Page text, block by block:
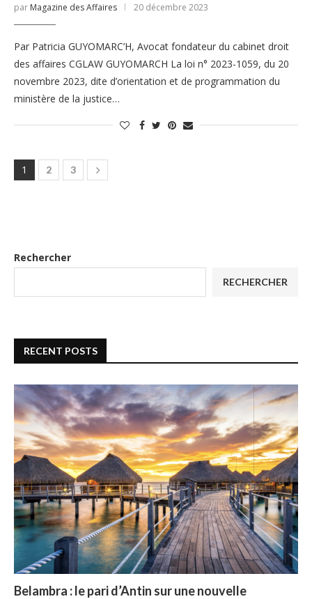
par Magazine des Affaires 20 décembre 2023
Par Patricia GUYOMARC’H, Avocat fondateur du cabinet droit
des affaires CGLAW GUYOMARCH La loi n° 2023-1059, du 20
novembre 2023, dite d’orientation et de programmation du
ministère de la justice…
1 2 3
Rechercher
RECHERCHER
RECENT POSTS
Belambra : le pari d’Antin sur une nouvelle